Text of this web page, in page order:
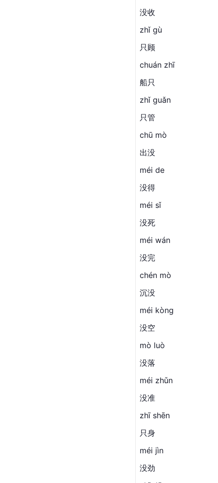
没收
zhǐ gù
只顾
chuán zhī
船只
zhǐ guǎn
只管
chū mò
出没
méi de
没得
méi sǐ
没死
méi wán
没完
chén mò
沉没
méi kòng
没空
mò luò
没落
méi zhǔn
没准
zhī shēn
只身
méi jìn
没劲